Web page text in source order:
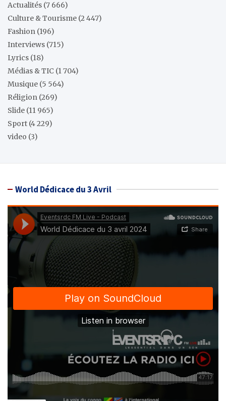
Actualités (7 666)
Culture & Tourisme (2 447)
Fashion (196)
Interviews (715)
Lyrics (18)
Médias & TIC (1 704)
Musique (5 564)
Réligion (269)
Slide (11 965)
Sport (4 229)
video (3)
World Dédicace du 3 Avril